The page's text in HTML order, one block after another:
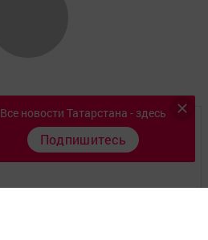
Все новости Татарстана - здесь
Подпишитесь